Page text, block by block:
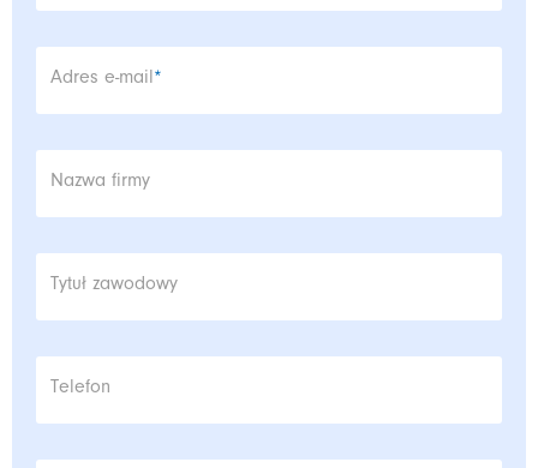
Pole wymagane
Adres e-mail*
Nazwa firmy
Tytuł zawodowy
Telefon